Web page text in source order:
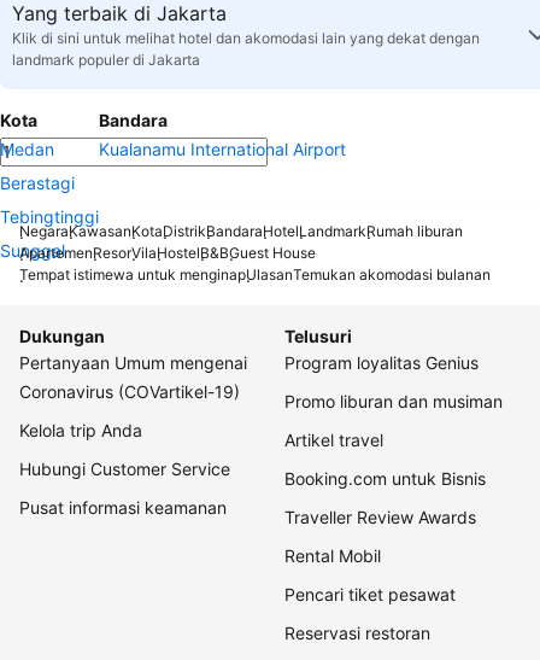
Yang terbaik di Jakarta
Klik di sini untuk melihat hotel dan akomodasi lain yang dekat dengan
landmark populer di Jakarta
Kota
Medan
Berastagi
Tebingtinggi
Sunggal
Bandara
Kualanamu International Airport
NegaraKawasanKotaDistrikBandaraHotelLandmarkRumah liburan
ApartemenResorVilaHostelB&BGuest House
Tempat istimewa untuk menginapUlasanTemukan akomodasi bulanan
Dukungan
Pertanyaan Umum mengenai
Coronavirus (COVartikel-19)
Kelola trip Anda
Hubungi Customer Service
Pusat informasi keamanan
Telusuri
Program loyalitas Genius
Promo liburan dan musiman
Artikel travel
Booking.com untuk Bisnis
Traveller Review Awards
Rental Mobil
Pencari tiket pesawat
Reservasi restoran